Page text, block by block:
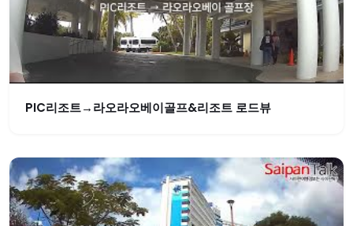
PIC리조트→라오라오베이골프&리조트 로드뷰